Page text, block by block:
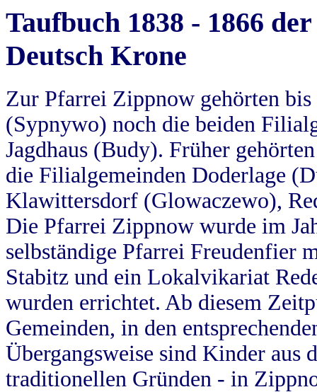
Taufbuch 1838 - 1866
Deutsch Krone
Zur Pfarrei Zippnow gehörten
(Sypnywo) noch die beiden
Jagdhaus (Budy). Früher
die Filialgemeinden Doderlage
Klawittersdorf (Glowaczewo),
Die Pfarrei Zippnow wurde im
selbständige Pfarrei Freudenfier
Stabitz und ein Lokalvikariat
wurden errichtet. Ab diesem
Gemeinden, in den
Übergangsweise sind Kinder aus
traditionellen Gründen - in